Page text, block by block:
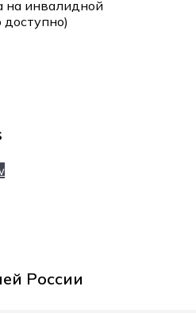
на инвалидной
доступно)
России